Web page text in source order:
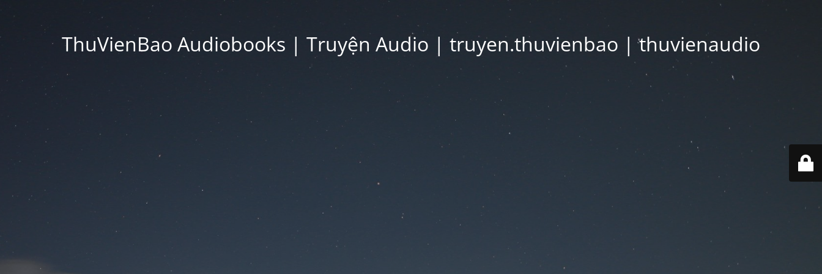
ThuVienBao Audiobooks | Truyện Audio | truyen.thuvienbao | thuvienaudio